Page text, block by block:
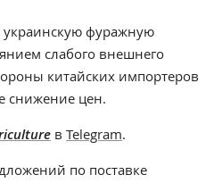
украинскую фуражную
слабого внешнего
китайских импортеров
снижение цен.
в Telegram.
по поставке